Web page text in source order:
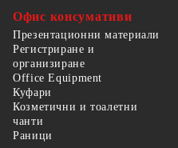
Офис консумативи
Презентационни материали
Регистриране и
организиране
Office Equipment
Куфари
Козметични и тоалетни
чанти
Раници